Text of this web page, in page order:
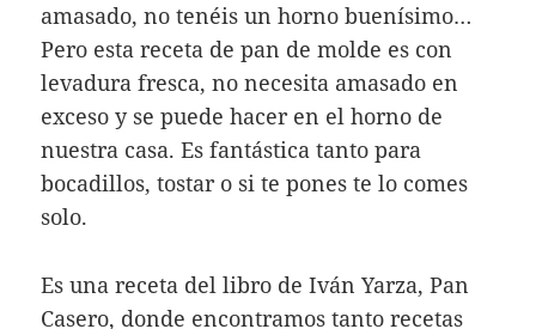
amasado, no tenéis un horno buenísimo…
Pero esta receta de pan de molde es con
levadura fresca, no necesita amasado en
exceso y se puede hacer en el horno de
nuestra casa. Es fantástica tanto para
bocadillos, tostar o si te pones te lo comes
solo.
Es una receta del libro de Iván Yarza, Pan
Casero, donde encontramos tanto recetas